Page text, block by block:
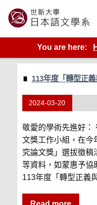
content
世新大學教學單位的網站
You are here:
113年度「轉型正
2024-03-20
敬愛的學術先進好：
文獎工作小組，在今
究論文獎」選拔徵稿
等資料，如蒙惠予協
113年度「轉型正義